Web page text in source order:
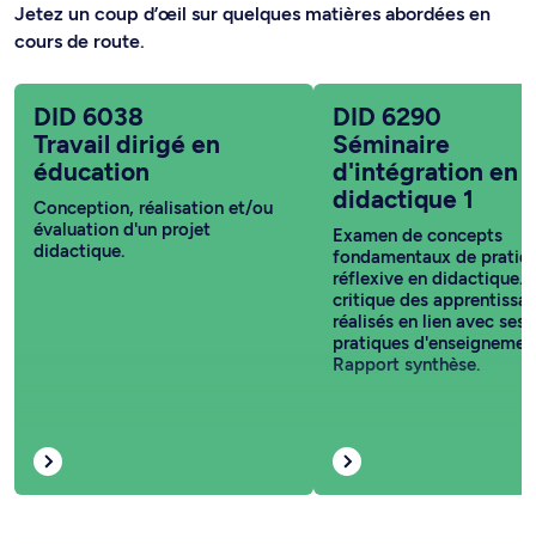
Jetez un coup d’œil sur quelques matières abordées en
cours de route.
DID 6038
Travail dirigé en
éducation
Conception, réalisation et/ou
évaluation d'un projet
didactique.
DID 6290
Séminaire
d'intégration en
didactique 1
Examen de concepts
fondamentaux de
réflexive en didactique.
critique des
réalisés en lien avec ses
pratiques
Rapport synthèse.